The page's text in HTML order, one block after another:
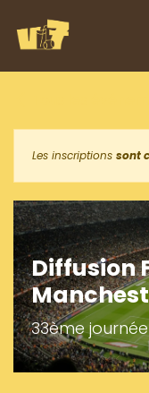
Les inscriptions sont
Diffusion
33ème